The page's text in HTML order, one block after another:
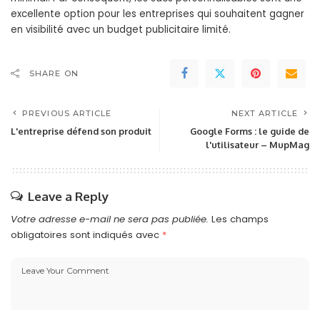
excellente option pour les entreprises qui souhaitent gagner
en visibilité avec un budget publicitaire limité.
SHARE ON
PREVIOUS ARTICLE
L'entreprise défend son produit
NEXT ARTICLE
Google Forms : le guide de
l'utilisateur – MupMag
Leave a Reply
Votre adresse e-mail ne sera pas publiée. Les champs
obligatoires sont indiqués avec *